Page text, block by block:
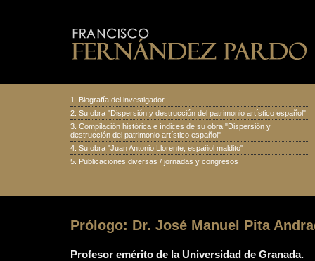
1. Biografía del investigador
2. Su obra "Dispersión y destrucción del patrimonio artístico español"
3. Compilación histórica e índices de su obra "Dispersión y
destrucción del patrimonio artístico español"
4. Su obra "Juan Antonio Llorente, español maldito"
5. Publicaciones diversas / jornadas y congresos
Prólogo: Dr. José Manuel Pita
Profesor emérito de la Universidad de Granada.